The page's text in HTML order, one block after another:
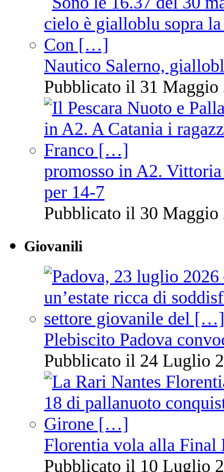
Nautico Salerno,
Pubblicato il 31 Maggio
promosso in A2.
per 14-7
Pubblicato il 30 Maggio
Giovanili
Plebiscito Padova
Pubblicato il 24 Luglio
Florentia vola alla Final
Pubblicato il 10 Luglio